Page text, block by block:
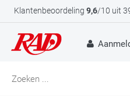
Klantenbeoordeling 9,6/10 uit